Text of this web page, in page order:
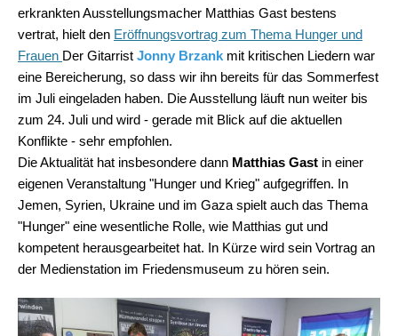
erkrankten Ausstellungsmacher Matthias Gast bestens
vertrat, hielt den Eröffnungsvortrag zum Thema Hunger und
Frauen Der Gitarrist Jonny Brzank mit kritischen Liedern war
eine Bereicherung, so dass wir ihn bereits für das Sommerfest
im Juli eingeladen haben. Die Ausstellung läuft nun weiter bis
zum 24. Juli und wird - gerade mit Blick auf die aktuellen
Konflikte - sehr empfohlen.
Die Aktualität hat insbesondere dann Matthias Gast in einer
eigenen Veranstaltung "Hunger und Krieg" aufgegriffen. In
Jemen, Syrien, Ukraine und im Gaza spielt auch das Thema
"Hunger" eine wesentliche Rolle, wie Matthias gut und
kompetent herausgearbeitet hat. In Kürze wird sein Vortrag an
der Medienstation im Friedensmuseum zu hören sein.